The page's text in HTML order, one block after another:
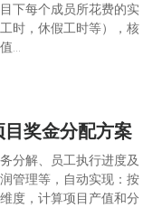
下每个成员所花费的实
时，休假工时等），核
...
奖金分配方案
分解、员工执行进度及
管理等，自动实现：按
度，计算项目产值和分